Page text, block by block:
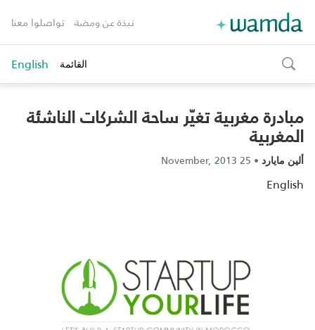
نبذة عن ومضة تواصلوا معنا
toggle
search
القائمة English
مبادرة مغربية تغيّر ساحة الشركات الناشئة
المغربية
ألين مايارد •
25 November, 2013
English